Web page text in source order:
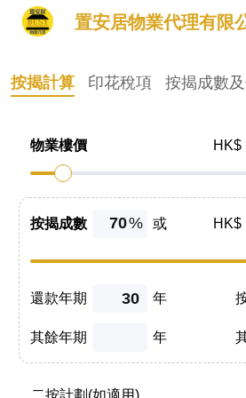
置安居物業代理有限
按揭計算 印花稅項 按揭成數